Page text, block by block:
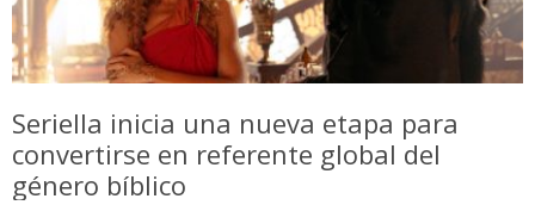
Seriella inicia una nueva etapa para
convertirse en referente global del
género bíblico